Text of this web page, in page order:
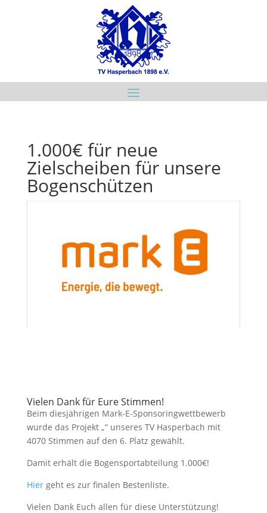
1.000€ für neue
Zielscheiben für unsere
Bogenschützen
Vielen Dank für Eure Stimmen!
Beim diesjährigen Mark-E-Sponsoringwettbewerb
wurde das Projekt „“ unseres TV Hasperbach mit
4070 Stimmen auf den 6. Platz gewählt.
Damit erhält die Bogensportabteilung 1.000€!
Hiergeht es zur finalen Bestenliste.
Vielen Dank Euch allen für diese Unterstützung!